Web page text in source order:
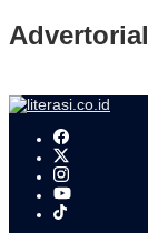
Advertorial